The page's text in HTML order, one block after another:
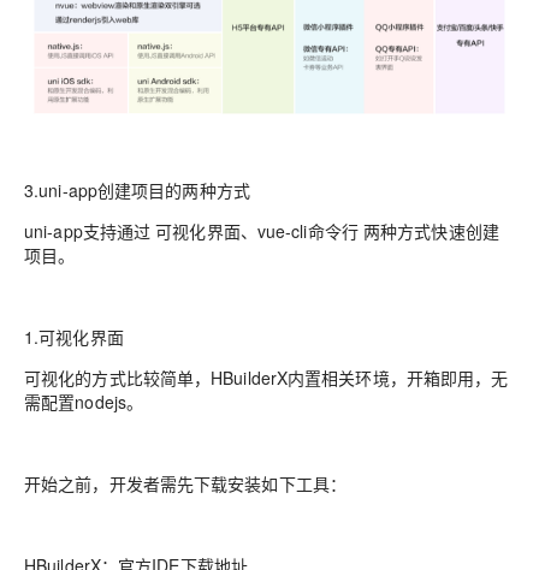
3.uni-app创建项目的两种方式
uni-app支持通过 可视化界面、vue-cli命令行 两种方式快速创建
项目。
1.可视化界面
可视化的方式比较简单，HBuilderX内置相关环境，开箱即用，无
需配置nodejs。
开始之前，开发者需先下载安装如下工具：
HBuilderX：官方IDE下载地址